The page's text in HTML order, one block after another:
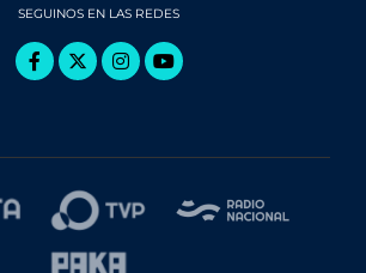
SEGUINOS EN LAS REDES